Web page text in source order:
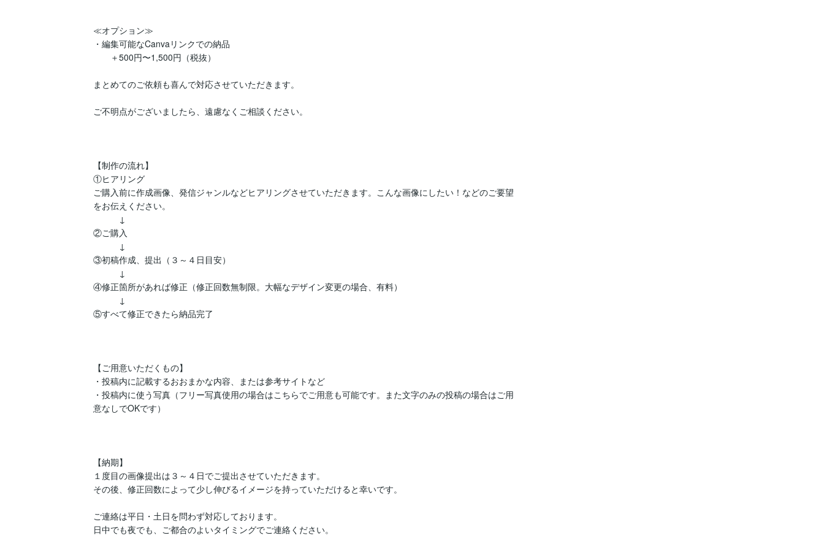
≪オプション≫
・編集可能なCanvaリンクでの納品
＋500円〜1,500円（税抜）
まとめてのご依頼も喜んで対応させていただきます。
ご不明点がございましたら、遠慮なくご相談ください。
【制作の流れ】
①ヒアリング
ご購入前に作成画像、発信ジャンルなどヒアリングさせていただきます。こんな画像にしたい！などのご要望
をお伝えください。
↓
②ご購入
↓
③初稿作成、提出（３～４日目安）
↓
④修正箇所があれば修正（修正回数無制限。大幅なデザイン変更の場合、有料）
↓
⑤すべて修正できたら納品完了
【ご用意いただくもの】
・投稿内に記載するおおまかな内容、または参考サイトなど
・投稿内に使う写真（フリー写真使用の場合はこちらでご用意も可能です。また文字のみの投稿の場合はご用
意なしでOKです）
【納期】
１度目の画像提出は３～４日でご提出させていただきます。
その後、修正回数によって少し伸びるイメージを持っていただけると幸いです。
ご連絡は平日・土日を問わず対応しております。
日中でも夜でも、ご都合のよいタイミングでご連絡ください。